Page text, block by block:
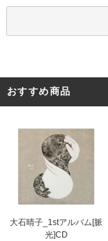
おすすめ商品
大石晴子_1stアルバム[脈
光]CD